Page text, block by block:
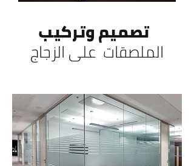
تصميم وتركيب
الملصقات على الزجاج